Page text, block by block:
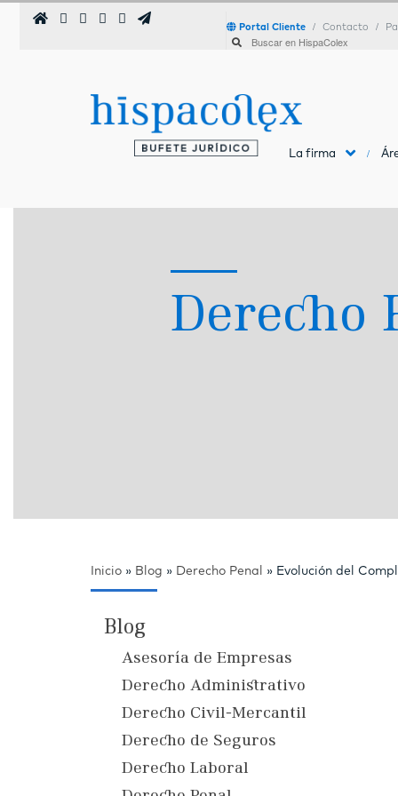
Portal Cliente Contacto
La firma
Derecho
Inicio » Blog » Derecho Penal » Evolución del
Blog
Asesoría de Empresas
Derecho Administrativo
Derecho Civil-Mercantil
Derecho de Seguros
Derecho Laboral